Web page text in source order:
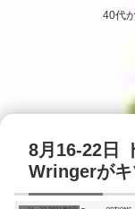
40代
8月16-22日
Wringerがキ